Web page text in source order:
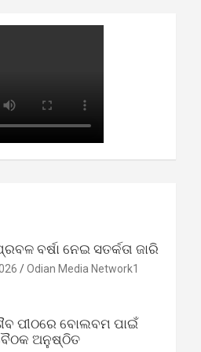
ବର୍ଷା ନେଇ ସତର୍କତା ଜାରି
Odian Media Network1
ପୀଠରେ ବୋଲବମ ପାଇଁ
ଅନୁଷ୍ଠିତ